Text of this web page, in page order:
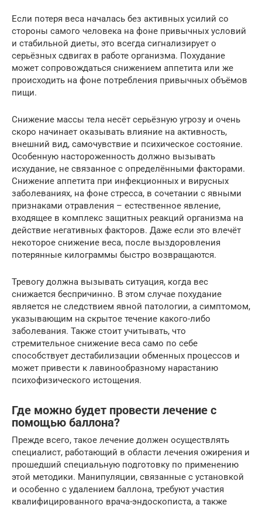
Если потеря веса началась без активных усилий со
стороны самого человека на фоне привычных условий
и стабильной диеты, это всегда сигнализирует о
серьёзных сдвигах в работе организма. Похудание
может сопровождаться снижением аппетита или же
происходить на фоне потребления привычных объёмов
пищи.
Снижение массы тела несёт серьёзную угрозу и очень
скоро начинает оказывать влияние на активность,
внешний вид, самочувствие и психическое состояние.
Особенную настороженность должно вызывать
исхудание, не связанное с определёнными факторами.
Снижение аппетита при инфекционных и вирусных
заболеваниях, на фоне стресса, в сочетании с явными
признаками отравления – естественное явление,
входящее в комплекс защитных реакций организма на
действие негативных факторов. Даже если это влечёт
некоторое снижение веса, после выздоровления
потерянные килограммы быстро возвращаются.
Тревогу должна вызывать ситуация, когда вес
снижается беспричинно. В этом случае похудание
является не следствием явной патологии, а симптомом,
указывающим на скрытое течение какого-либо
заболевания. Также стоит учитывать, что
стремительное снижение веса само по себе
способствует дестабилизации обменных процессов и
может привести к лавинообразному нарастанию
психофизического истощения.
Где можно будет провести лечение с
помощью баллона?
Прежде всего, такое лечение должен осуществлять
специалист, работающий в области лечения ожирения и
прошедший специальную подготовку по применению
этой методики. Манипуляции, связанные с установкой
и особенно с удалением баллона, требуют участия
квалифицированного врача-эндоскописта, а также